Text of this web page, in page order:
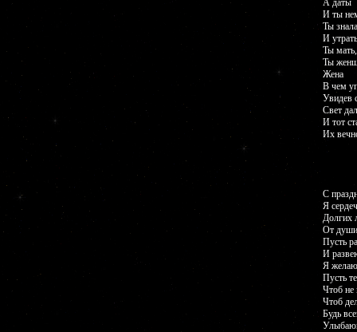
А даты
И ты
Ты
И
Ты мать,
Ты
Жена
В чем
Увидев
Свет
И тот
Их
С
Я
Долгих
От
Пусть
И
Я желаю
Пусть
Чтоб не
Чтоб
Будь